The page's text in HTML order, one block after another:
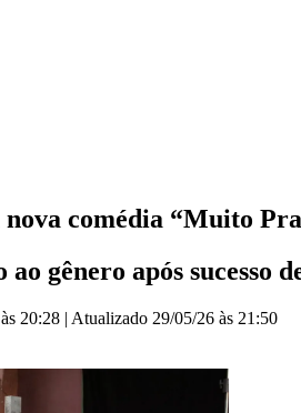
comédia “Muito
gênero após sucesso
20:28 | Atualizado 29/05/26 às 21:50